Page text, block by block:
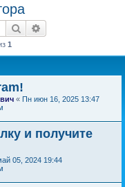
Поиск
1
« Пн июн 16, 2025 13:47
и получите
05, 2024 19:44